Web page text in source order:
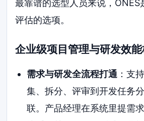
最靠谱的选型人员来说，ONES
评估的选项。
企业级项目管理与研发效
需求与研发全流程打通 ：支
集、拆分、评审到开发任务
联。产品经理在系统里提需